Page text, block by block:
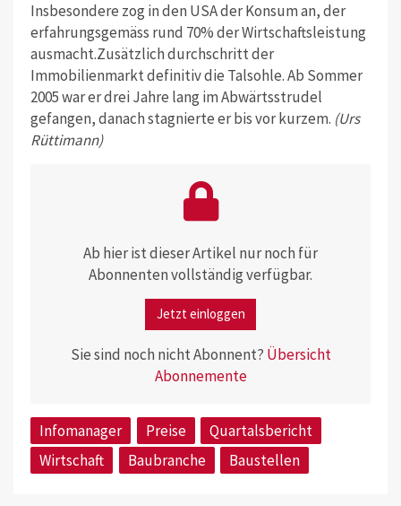
Insbesondere zog in den USA der Konsum an, der
erfahrungsgemäss rund 70% der Wirtschaftsleistung
ausmacht.Zusätzlich durchschritt der
Immobilienmarkt definitiv die Talsohle. Ab Sommer
2005 war er drei Jahre lang im Abwärtsstrudel
gefangen, danach stagnierte er bis vor kurzem. (Urs
Rüttimann)
Ab hier ist dieser Artikel nur noch für
Abonnenten vollständig verfügbar.
Jetzt einloggen
Sie sind noch nicht Abonnent? Übersicht
Abonnemente
Infomanager Preise
Quartalsbericht
Wirtschaft
Baubranche Baustellen